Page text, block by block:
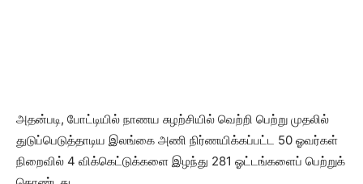
அதன்படி, போட்டியில் நாணய சுழற்சியில் வெற்றி பெற்று முதலில்
துடுப்பெடுத்தாடிய இலங்கை அணி நிர்ணயிக்கப்பட்ட 50 ஓவர்கள்
நிறைவில் 4 விக்கெட்டுக்களை இழந்து 281 ஓட்டங்களைப் பெற்றுக்